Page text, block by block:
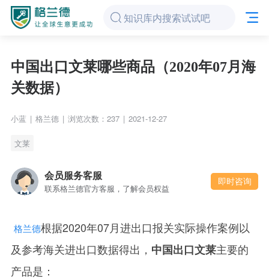
中国出口文莱哪些商品（2020年07月海
关数据）
小蓝 | 格兰德 | 浏览次数：237 | 2021-12-27
文莱
会员服务客服
联系格兰德官方客服，了解会员权益
即时咨询
格兰德根据2020年07月进出口报关实际操作案例以
及参考海关进出口数据得出， 中国出口文莱主要的
产品是：